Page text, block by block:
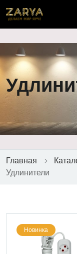
Главная
Удлинители
Новинка